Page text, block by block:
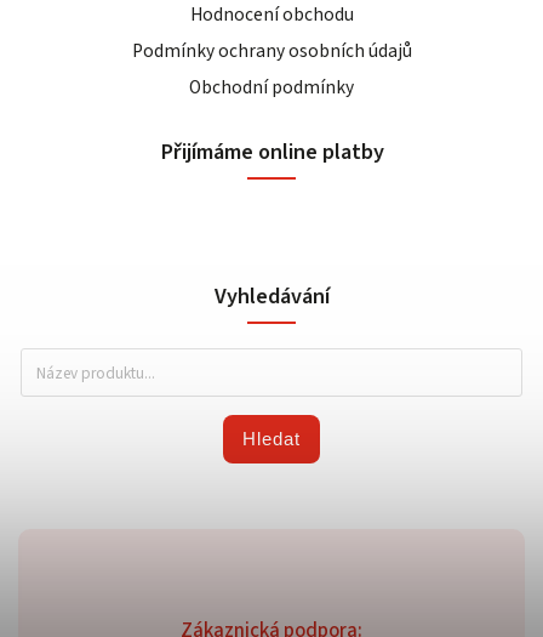
Zákaznická podpora:
Hodnocení obchodu
Podmínky ochrany osobních údajů
Obchodní podmínky
Přijímáme online platby
Vyhledávání
Hledat